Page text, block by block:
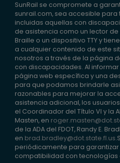
SunRail se compromete a
sunrail.com, sea accesible para
incluidas aquellas con
de asistencia como un lector
Braille o un dispositivo TTY y
a cualquier contenido de este
nosotros a través de la página
con discapacidades. Al
página web específica y una
para que podamos brindarle
razonables para mejorar la
asistencia adicional, los
el Coordinador del Título VI y la
Masten, en
de la ADA del FDOT, Randy E.
en brad.bradley@dot.state.fl.us
periódicamente para
compatibilidad con tecnologías